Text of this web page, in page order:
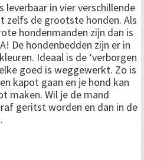
leverbaar in vier verschillende
zelfs de grootste honden. Als
hondenmanden zijn dan is
De hondenbedden zijn er in
Ideaal is de ‘verborgen
goed is weggewerkt. Zo is
kapot gaan en je hond kan
maken. Wil je de mand
geritst worden en dan in de